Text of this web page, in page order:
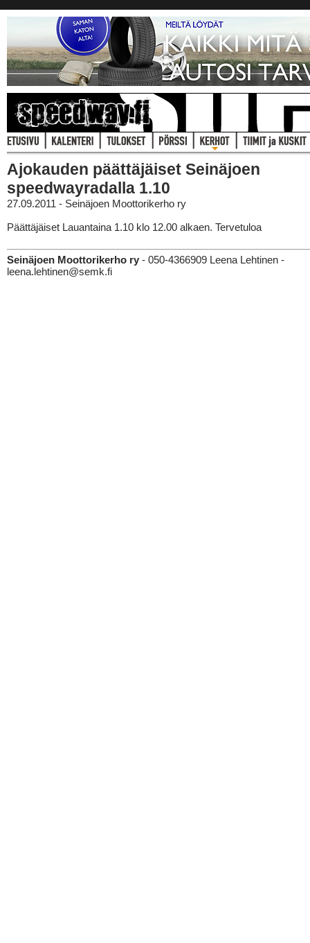
Ajokauden päättäjäiset Seinäjoen
speedwayradalla 1.10
27.09.2011 - Seinäjoen Moottorikerho ry
Päättäjäiset Lauantaina 1.10 klo 12.00 alkaen. Tervetuloa
Seinäjoen Moottorikerho ry - 050-4366909 Leena Lehtinen -
leena.lehtinen@semk.fi